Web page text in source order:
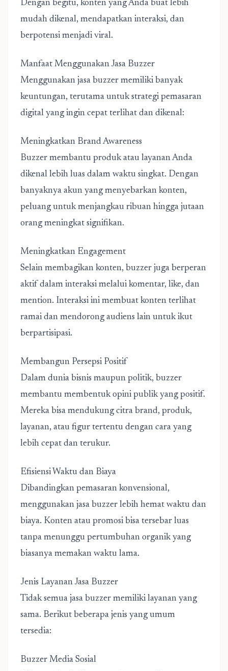
Dengan begitu, konten yang Anda buat lebih
mudah dikenal, mendapatkan interaksi, dan
berpotensi menjadi viral.
Manfaat Menggunakan Jasa Buzzer
Menggunakan jasa buzzer memiliki banyak
keuntungan, terutama untuk strategi pemasaran
digital yang ingin cepat terlihat dan dikenal:
Meningkatkan Brand Awareness
Buzzer membantu produk atau layanan Anda
dikenal lebih luas dalam waktu singkat. Dengan
banyaknya akun yang menyebarkan konten,
peluang untuk menjangkau ribuan hingga jutaan
orang meningkat signifikan.
Meningkatkan Engagement
Selain membagikan konten, buzzer juga berperan
aktif dalam interaksi melalui komentar, like, dan
mention. Interaksi ini membuat konten terlihat
ramai dan mendorong audiens lain untuk ikut
berpartisipasi.
Membangun Persepsi Positif
Dalam dunia bisnis maupun politik, buzzer
membantu membentuk opini publik yang positif.
Mereka bisa mendukung citra brand, produk,
layanan, atau figur tertentu dengan cara yang
lebih cepat dan terukur.
Efisiensi Waktu dan Biaya
Dibandingkan pemasaran konvensional,
menggunakan jasa buzzer lebih hemat waktu dan
biaya. Konten atau promosi bisa tersebar luas
tanpa menunggu pertumbuhan organik yang
biasanya memakan waktu lama.
Jenis Layanan Jasa Buzzer
Tidak semua jasa buzzer memiliki layanan yang
sama. Berikut beberapa jenis yang umum
tersedia:
Buzzer Media Sosial